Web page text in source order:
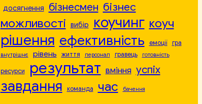
досягнення бізнесмен бізнес
можливості вибір коучинг коуч
рішення ефективність емоції гра
внутрішнє рівень життя персонал гравець готовність
ресурси результат вміння успіх
завдання команда час бачення